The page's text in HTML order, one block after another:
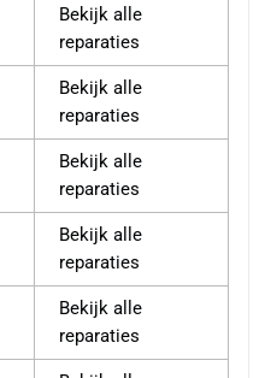
Bekijk alle
reparaties
Bekijk alle
reparaties
Bekijk alle
reparaties
Bekijk alle
reparaties
Bekijk alle
reparaties